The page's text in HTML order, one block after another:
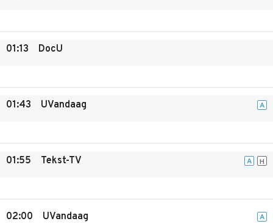
01:13 DocU
01:43 UVandaag A
01:55 Tekst-TV A H
02:00 UVandaag A